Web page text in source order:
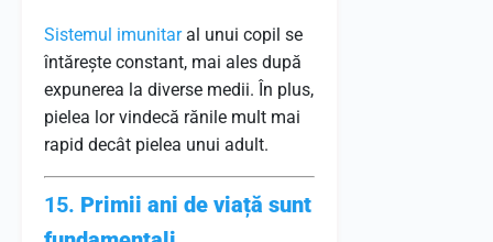
Sistemul imunitaral unui copil se
întărește constant, mai ales după
expunerea la diverse medii. În plus,
pielea lor vindecă rănile mult mai
rapid decât pielea unui adult.
15. Primii ani de viață sunt